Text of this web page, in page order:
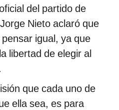
del partido de
Nieto aclaró que
igual, ya que
libertad de elegir al
que cada uno de
ella sea, es para